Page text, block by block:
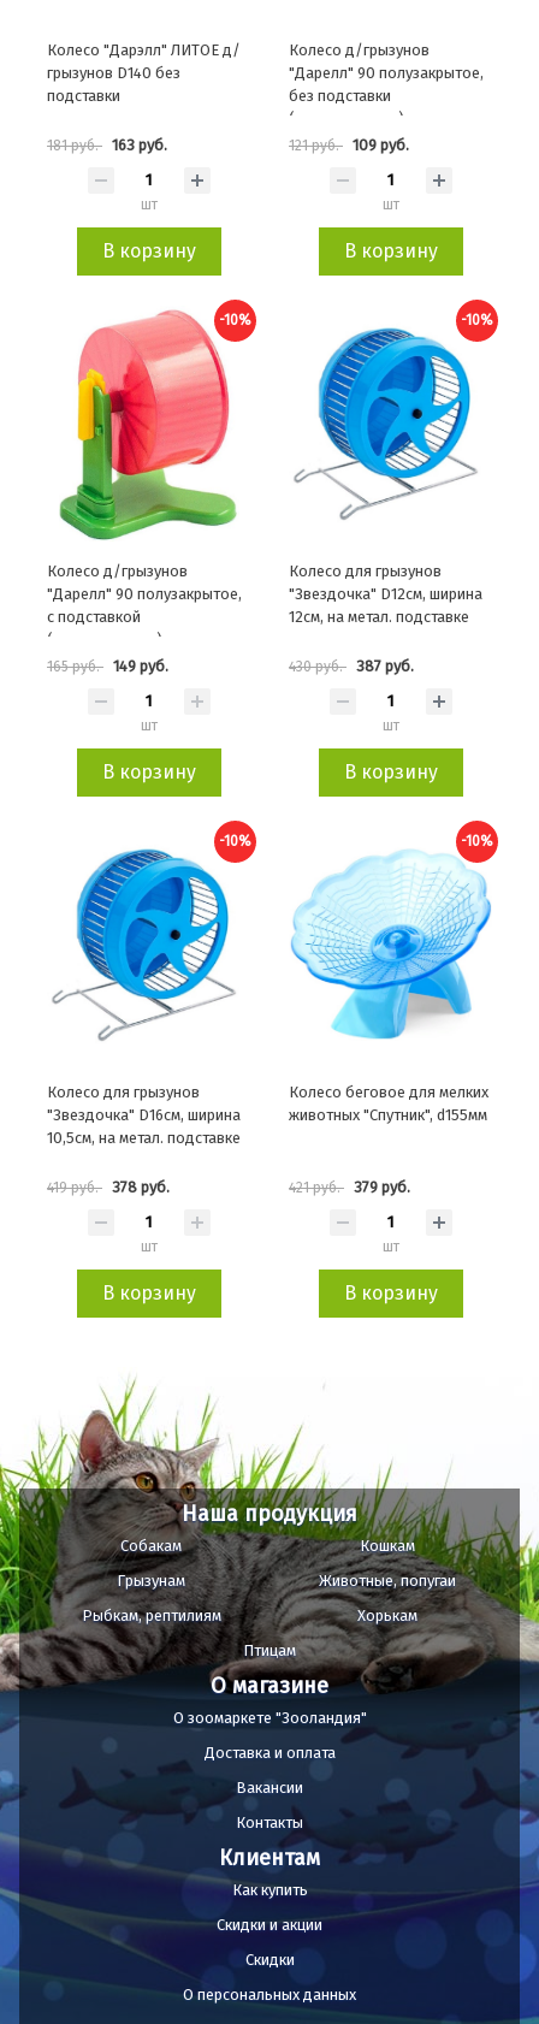
Колесо "Дарэлл" ЛИТОЕ д/
грызунов D140 без
подставки
181 руб. 163 руб.
шт
В корзину
Колесо д/грызунов
"Дарелл" 90 полузакрытое,
без подставки
(полипропилен)
121 руб. 109 руб.
шт
В корзину
-10%
Колесо д/грызунов
"Дарелл" 90 полузакрытое,
с подставкой
(полипропилен)
165 руб. 149 руб.
шт
В корзину
-10%
Колесо для грызунов
"Звездочка" D12см, ширина
12см, на метал. подставке
430 руб. 387 руб.
шт
В корзину
-10%
Колесо для грызунов
"Звездочка" D16см, ширина
10,5см, на метал. подставке
419 руб. 378 руб.
шт
В корзину
-10%
Колесо беговое для мелких
животных "Спутник", d155мм
421 руб. 379 руб.
шт
В корзину
Наша продукция
Собакам
Кошкам
Грызунам
Животные, попугаи
Рыбкам, рептилиям
Хорькам
Птицам
О магазине
О зоомаркете "Зооландия"
Доставка и оплата
Вакансии
Контакты
Клиентам
Как купить
Скидки и акции
Скидки
О персональных данных